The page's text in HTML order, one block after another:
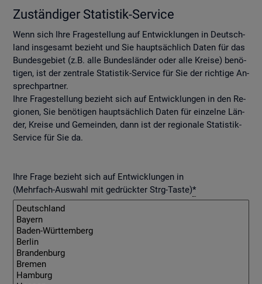
Zu­stän­di­ger Sta­tis­tik-Ser­vice
Wenn sich Ihre Fra­ge­stel­lung auf Ent­wick­lun­gen in Deutsch­
land ins­ge­samt be­zieht und Sie haupt­säch­lich Daten für das
Bun­des­ge­biet (z.B. alle Bun­des­län­der oder alle Krei­se) be­nö­
ti­gen, ist der zen­tra­le Sta­tis­tik-Ser­vice für Sie der rich­ti­ge An­
sprech­part­ner.
Ihre Fra­ge­stel­lung be­zieht sich auf Ent­wick­lun­gen in den Re­
gio­nen, Sie be­nö­ti­gen haupt­säch­lich Daten für ein­zel­ne Län­
der, Krei­se und Ge­mein­den, dann ist der re­gio­na­le Sta­tis­tik-
Ser­vice für Sie da.
Ihre Frage bezieht sich auf Entwicklungen in
(Mehrfach-Auswahl mit gedrückter Strg-Taste)*